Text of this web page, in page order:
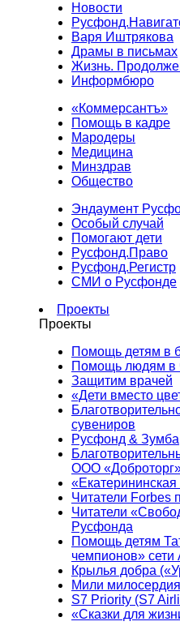
Новости
Варя Иштрякова
Драмы в письмах
Жизнь.
Информбюро
«Коммерсантъ»
Помощь в кадре
Мародеры
Медицина
Минздрав
Общество
Эндаумент
Особый случай
Помогают дети
Русфонд.Право
Русфонд.Регистр
СМИ о Русфонде
Проекты
Проекты
Помощь детям в
Помощь людям в
Защитим врачей
«Дети вместо
сувениров
Русфонд & Зумба
ООО
Читатели Forbes
Читатели
Русфонда
Помощь детям
чемпионов»
Крылья добра
Мили милосердия
S7 Priority (S7
«Сказки для